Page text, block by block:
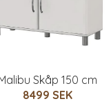
Skåp 150 cm
8499 SEK